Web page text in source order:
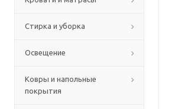
Стирка и уборка
Освещение
Ковры и напольные
покрытия